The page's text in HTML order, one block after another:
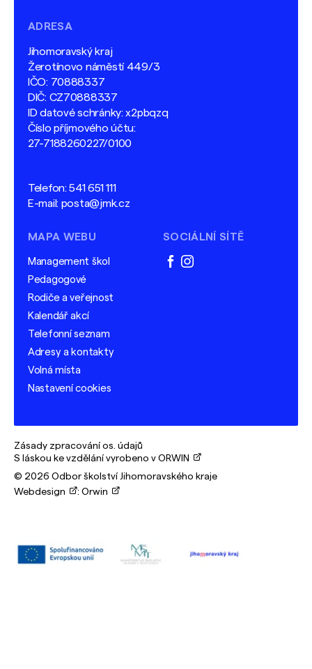
ADRESA
Jihomoravský kraj
Žerotínovo náměstí 449/3
IČO: 70888337
DIČ: CZ70888337
ID datové schránky: x2pbqzq
Číslo příjmového účtu:
27-7188260227/0100
Telefon:541 651 111
E-mail: posta@jmk.cz
MAPA WEBU
Management škol
Pedagogové
Rodiče a veřejnost
Kalendář akcí
Telefonní seznam
Adresy a kontakty
Volná místa
Nastavení cookies
SOCIÁLNÍ SÍTĚ
facebook
instagram
Zásady zpracování os. údajů
S láskou ke vzdělání vyrobeno v ORWIN
© 2026 Odbor školství Jihomoravského kraje
Webdesign
: Orwin